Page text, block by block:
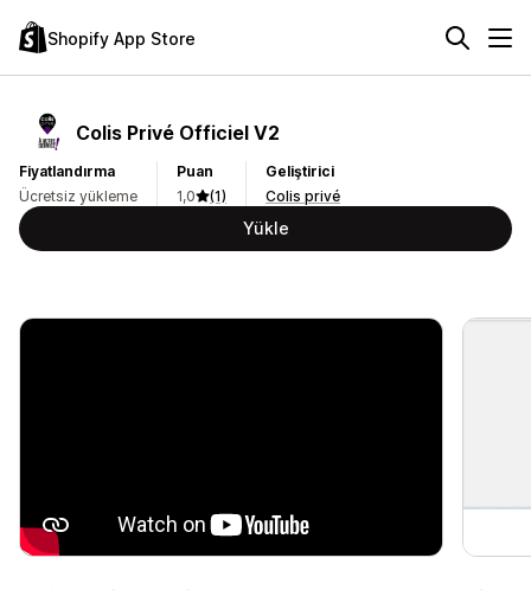
Shopify App Store
Colis Privé Officiel V2
Fiyatlandırma
Ücretsiz yükleme
Puan
1,0
(1)
Geliştirici
Colis privé
Yükle